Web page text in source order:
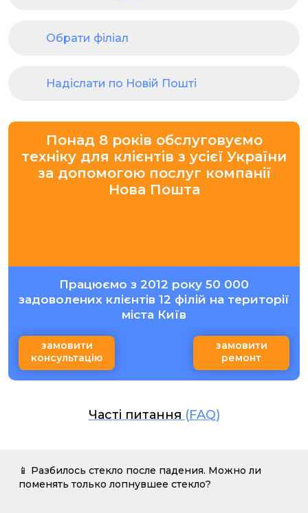
Обрати філіал
Надіслати по Новій Пошті
Понад 8 років обслуговуємо
техніку для клієнтів з усієї України
за допомогою послуг компанії
Нова Пошта
Працюємо з 2012 року 50 000
задоволених клієнтів 12 філій на території
міста Київ
замовити
консультацію
замовити
ремонт
Часті питання (FAQ)
📱 Разбилось стекло после падения. Можно ли
поменять только лопнувшее стекло?